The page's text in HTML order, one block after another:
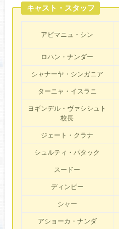
キャスト・スタッフ
アビマニュ・シン
ロハン・ナンダー
シャナーヤ・シンガニア
ターニャ・イスラニ
ヨギンデル・ヴァシシュト
校長
ジェート・クラナ
シュルティ・パタック
スードー
ディンピー
シャー
アショーカ・ナンダ